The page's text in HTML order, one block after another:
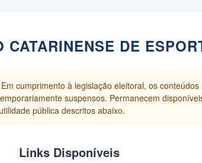
CATARINENSE DE
Em cumprimento à legislação eleitoral, os conteúdos
suspensos. Permanecem
pública descritos abaixo.
Links Disponíveis